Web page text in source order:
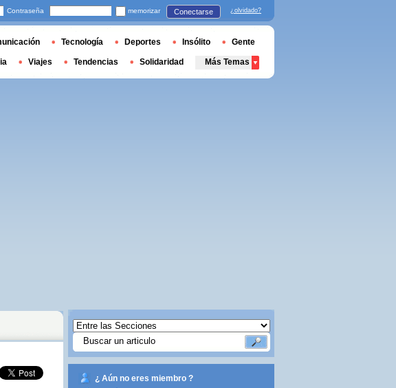
¿ Aún no eres miembro ?
Contraseña memorizar Conectarse ¿olvidado?
Tecnología Deportes Insólito Gente
Viajes Tendencias Solidaridad Más Temas